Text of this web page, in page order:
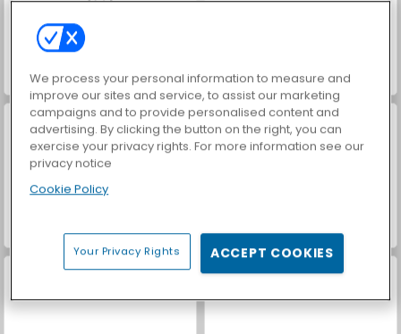
Car Parking City Duel Moto X3M: Winter
Moto Trials Off Road 2 Motocross: sfida decisiva
We process your personal information to measure and
improve our sites and service, to assist our marketing
campaigns and to provide personalised content and
advertising. By clicking the button on the right, you can
exercise your privacy rights. For more information see our
privacy notice
Cookie Policy
Your Privacy Rights ACCEPT COOKIES